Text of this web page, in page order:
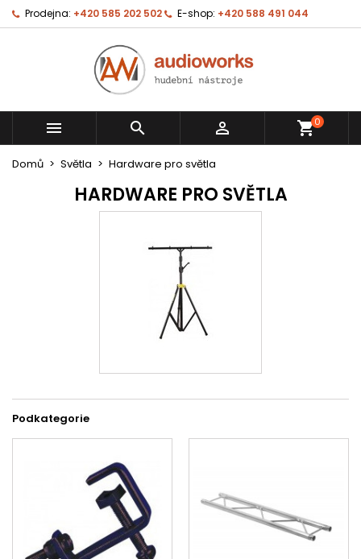
Prodejna: +420 585 202 502 E-shop: +420 588 491 044
   shopping_cart0
Domů Světla Hardware pro světla
HARDWARE PRO SVĚTLA
Podkategorie